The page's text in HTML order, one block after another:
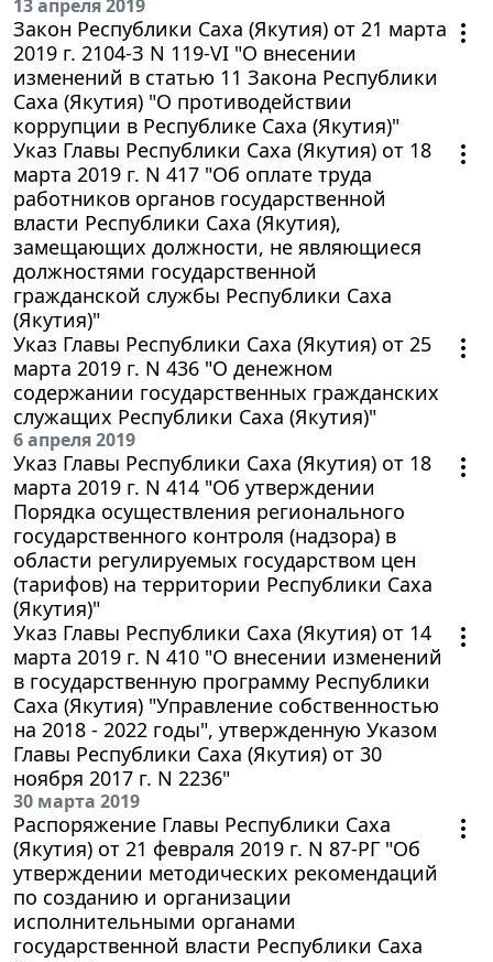
13 апреля 2019
Закон Республики Саха (Якутия) от 21 марта
2019 г. 2104-З N 119-VI "О внесении
изменений в статью 11 Закона Республики
Саха (Якутия) "О противодействии
коррупции в Республике Саха (Якутия)"
Указ Главы Республики Саха (Якутия) от 18
марта 2019 г. N 417 "Об оплате труда
работников органов государственной
власти Республики Саха (Якутия),
замещающих должности, не являющиеся
должностями государственной
гражданской службы Республики Саха
(Якутия)"
Указ Главы Республики Саха (Якутия) от 25
марта 2019 г. N 436 "О денежном
содержании государственных гражданских
служащих Республики Саха (Якутия)"
6 апреля 2019
Указ Главы Республики Саха (Якутия) от 18
марта 2019 г. N 414 "Об утверждении
Порядка осуществления регионального
государственного контроля (надзора) в
области регулируемых государством цен
(тарифов) на территории Республики Саха
(Якутия)"
Указ Главы Республики Саха (Якутия) от 14
марта 2019 г. N 410 "О внесении изменений
в государственную программу Республики
Саха (Якутия) "Управление собственностью
на 2018 - 2022 годы", утвержденную Указом
Главы Республики Саха (Якутия) от 30
ноября 2017 г. N 2236"
30 марта 2019
Распоряжение Главы Республики Саха
(Якутия) от 21 февраля 2019 г. N 87-РГ "Об
утверждении методических рекомендаций
по созданию и организации
исполнительными органами
государственной власти Республики Саха